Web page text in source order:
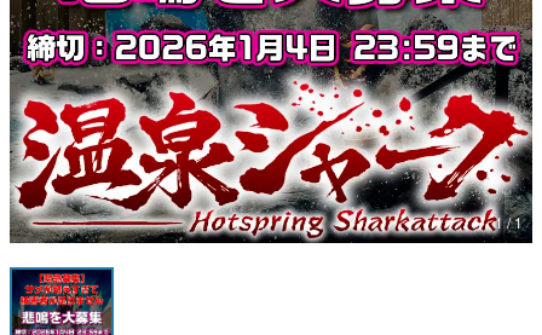
特集記事
マンガ
女性向け
アプリレビュー
その他
電ファミニコゲーマーとは？
運営：株式会社マレ
1 / 1